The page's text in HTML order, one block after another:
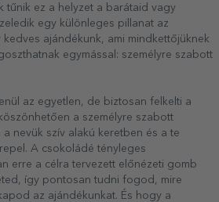
tűnik ez a helyzet a barátaid vagy
egy különleges pillanat az
ajándékunk, ami mindkettőjüknek
egymással: személyre szabott
az egyetlen, de biztosan felkelti a
a személyre szabott
nevük szív alakú keretben és a te
A csokoládé tényleges
erre a célra tervezett előnézeti gomb
így pontosan tudni fogod, mire
az ajándékunkat. És hogy a